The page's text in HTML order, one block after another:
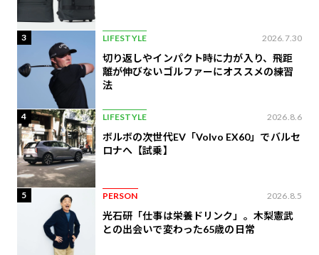
3 LIFESTYLE 2026.7.30
切り返しやインパクト時に力が入り、飛距
離が伸びないゴルファーにオススメの練習
法
4 LIFESTYLE 2026.8.6
ボルボの次世代EV「Volvo EX60」でバルセ
ロナへ【試乗】
5 PERSON 2026.8.5
光石研「仕事は栄養ドリンク」。木梨憲武
との出会いで変わった65歳の日常